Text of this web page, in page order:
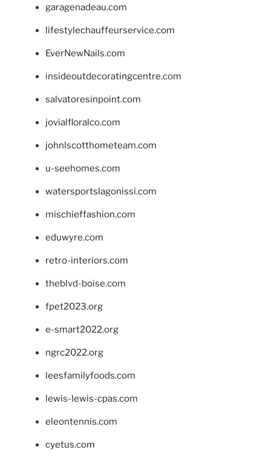
garagenadeau.com
lifestylechauffeurservice.com
EverNewNails.com
insideoutdecoratingcentre.com
salvatoresinpoint.com
jovialfloralco.com
johnlscotthometeam.com
u-seehomes.com
watersportslagonissi.com
mischieffashion.com
eduwyre.com
retro-interiors.com
theblvd-boise.com
fpet2023.org
e-smart2022.org
ngrc2022.org
leesfamilyfoods.com
lewis-lewis-cpas.com
eleontennis.com
cyetus.com